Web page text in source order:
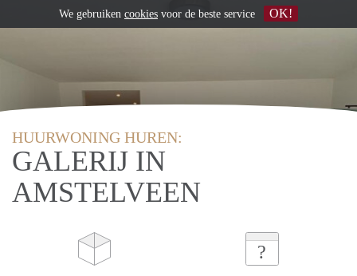
HUURWONING HUREN:
GALERIJ IN
AMSTELVEEN
?
We gebruiken cookies voor de beste service OK!